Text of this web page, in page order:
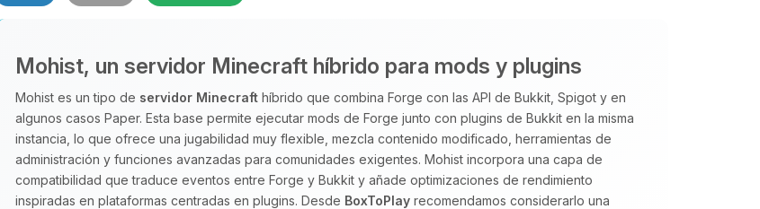
Mohist, un servidor Minecraft híbrido para mods y plugins
Mohist es un tipo de servidor Minecraft híbrido que combina Forge con las API de Bukkit, Spigot y en
algunos casos Paper. Esta base permite ejecutar mods de Forge junto con plugins de Bukkit en la misma
instancia, lo que ofrece una jugabilidad muy flexible, mezcla contenido modificado, herramientas de
administración y funciones avanzadas para comunidades exigentes. Mohist incorpora una capa de
compatibilidad que traduce eventos entre Forge y Bukkit y añade optimizaciones de rendimiento
inspiradas en plataformas centradas en plugins. Desde BoxToPlay recomendamos considerarlo una